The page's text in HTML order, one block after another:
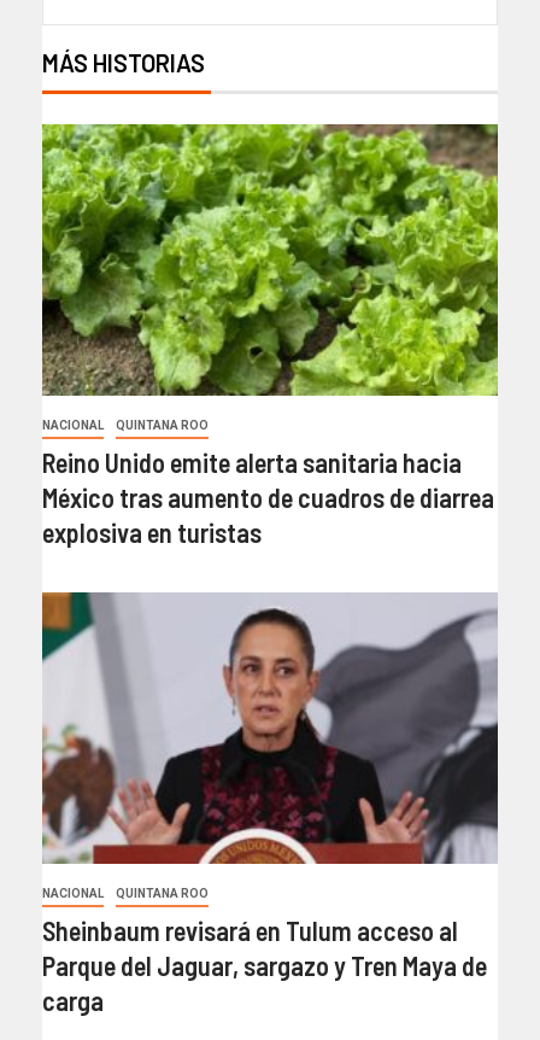
MÁS HISTORIAS
NACIONAL QUINTANA ROO
Reino Unido emite alerta sanitaria hacia
México tras aumento de cuadros de diarrea
explosiva en turistas
NACIONAL QUINTANA ROO
Sheinbaum revisará en Tulum acceso al
Parque del Jaguar, sargazo y Tren Maya de
carga